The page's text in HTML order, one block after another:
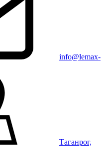
info@lemax-
Таганрог,